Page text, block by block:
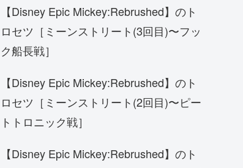
【Disney Epic Mickey:Rebrushed】のト
ロセツ［ミーンストリート(3回目)〜フッ
ク船長戦］
【Disney Epic Mickey:Rebrushed】のト
ロセツ［ミーンストリート(2回目)〜ピー
トトロニック戦］
【Disney Epic Mickey:Rebrushed】のト